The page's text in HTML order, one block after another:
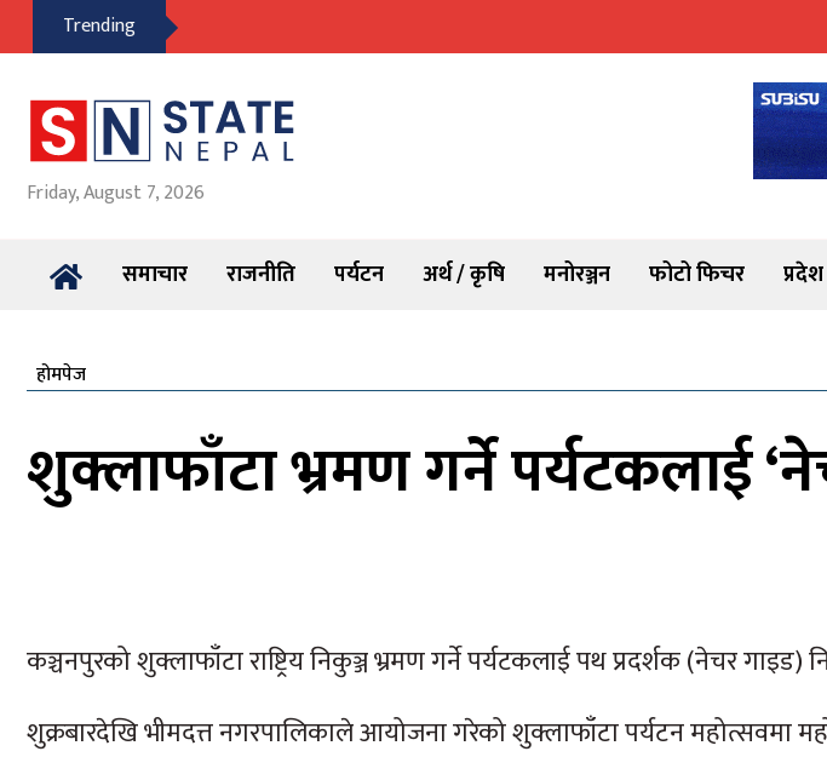
Trending
Friday, August 7, 2026
समाचार राजनीति पर्यटन अर्थ / कृषि मनोरञ्जन फोटो फिचर प्रदेश
होमपेज
शुक्लाफाँटा भ्रमण गर्ने पर्यटकलाई
कञ्चनपुरको शुक्लाफाँटा राष्ट्रिय निकुञ्ज भ्रमण गर्ने पर्यटकलाई पथ प्रदर्शक (नेचर गाइड)
शुक्रबारदेखि भीमदत्त नगरपालिकाले आयोजना गरेको शुक्लाफाँटा पर्यटन महोत्सवमा